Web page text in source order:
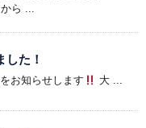
ら ...
した！
お知らせします 大 ...